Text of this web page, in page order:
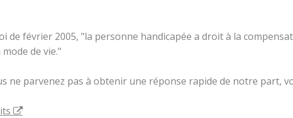
de février 2005, "la personne handicapée a droit à la
de vie."
ne parvenez pas à obtenir une réponse rapide de notre part,